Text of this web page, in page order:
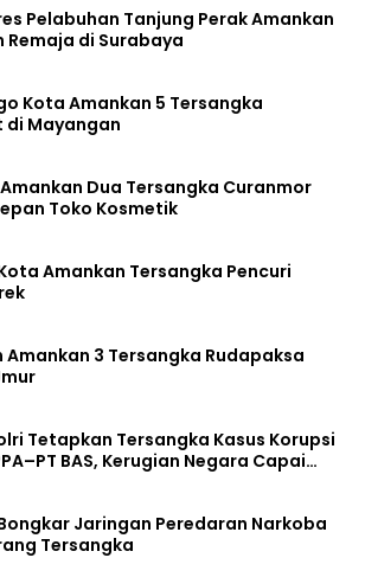
Pelabuhan Tanjung Perak Amankan
Remaja di Surabaya
Kota Amankan 5 Tersangka
di Mayangan
Dua Tersangka Curanmor
Toko Kosmetik
Amankan Tersangka Pencuri
Amankan 3 Tersangka Rudapaksa
Tetapkan Tersangka Kasus Korupsi
BAS, Kerugian Negara Capai
Jaringan Peredaran Narkoba
Tersangka